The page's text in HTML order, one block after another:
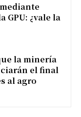
GPU: ¿vale la
la minería
el final
al agro